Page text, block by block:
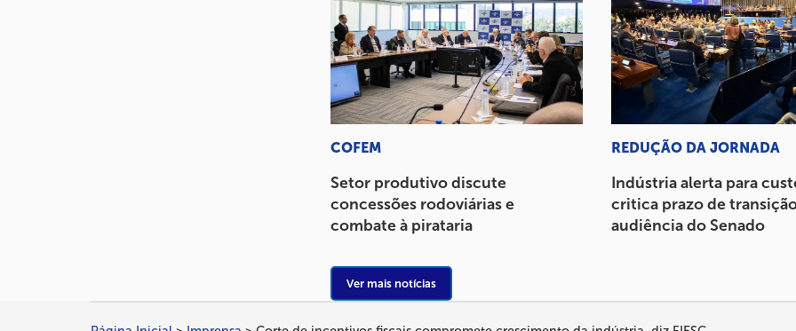
COFEM
Setor produtivo discute
concessões rodoviárias e
combate à pirataria
REDUÇÃO DA JORNADA
Indústria alerta para
critica prazo de
audiência do Senado
Ver mais notícias